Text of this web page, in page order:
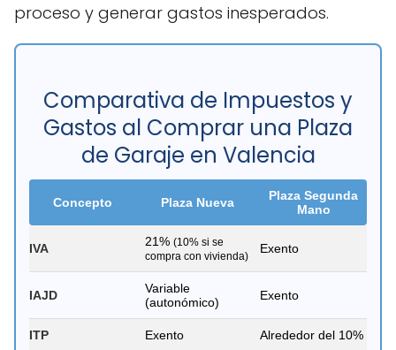
proceso y generar gastos inesperados.
Comparativa de Impuestos y
Gastos al Comprar una Plaza
de Garaje en Valencia
Concepto Plaza Nueva
Plaza Segunda
Mano
IVA 21% (10% si se
compra con vivienda)
Exento
IAJD
Variable
(autonómico)
Exento
ITP Exento Alrededor del 10%